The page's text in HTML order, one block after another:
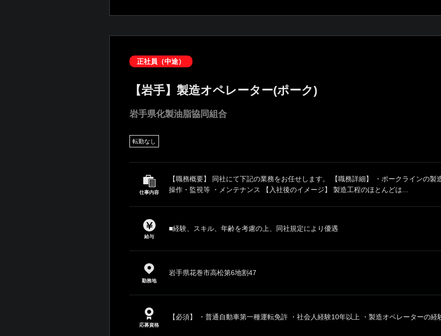
正社員（中途）
【岩手】製造オペレーター(ポーク)
岩手県化製油脂協同組合
転勤なし
仕事内容
【職務概要】 同社にて下記の業務をお任せします。 【職務詳細】 ・ポークラインの製
操作・監視等 ・メンテナンス 【入社後のイメージ】 製造工程のほとんどは...
給与
■経験、スキル、年齢を考慮の上、同社規定により優遇
勤務地
岩手県花巻市高松第6地割47
応募資格
【必須】 ・普通自動車第一種運転免許 ・社会人経験10年以上 ・製造オペレーターの経